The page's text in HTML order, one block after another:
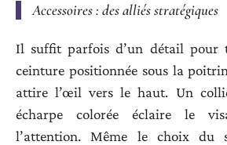
Accessoires : des alliés stratégiques
Il suffit parfois d’un détail pour
ceinture positionnée sous la
attire l’œil vers le haut. Un
écharpe colorée éclaire le
l’attention. Même le choix du